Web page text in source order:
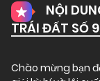
NỘI
TRÁI ĐẤT SỐ
Chào mừng bạn